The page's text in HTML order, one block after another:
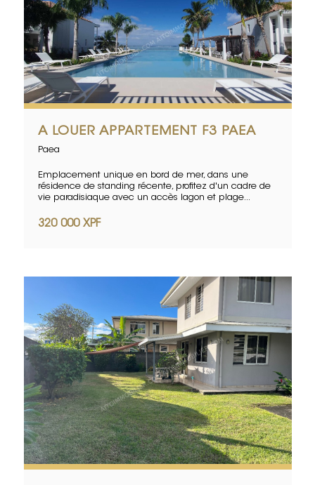
A LOUER APPARTEMENT F3 PAEA
Paea
Emplacement unique en bord de mer, dans une
résidence de standing récente, profitez d'un cadre de
vie paradisiaque avec un accès lagon et plage...
320 000 XPF